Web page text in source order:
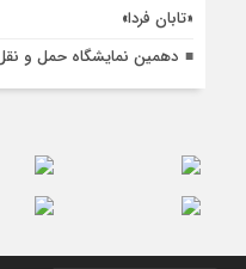
«تابان فردا»
دهمین نمایشگاه حمل و